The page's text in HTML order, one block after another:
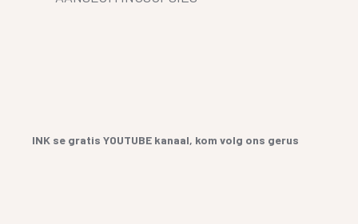
INK se gratis YOUTUBE kanaal, kom volg ons gerus